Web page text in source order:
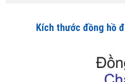
Kích thước đồng hồ